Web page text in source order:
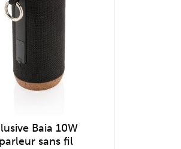
Baia 10W
sans fil